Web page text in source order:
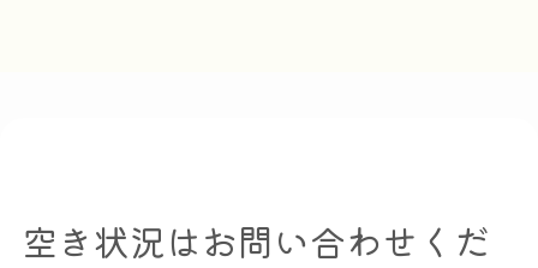
空き状況はお問い合わせくだ